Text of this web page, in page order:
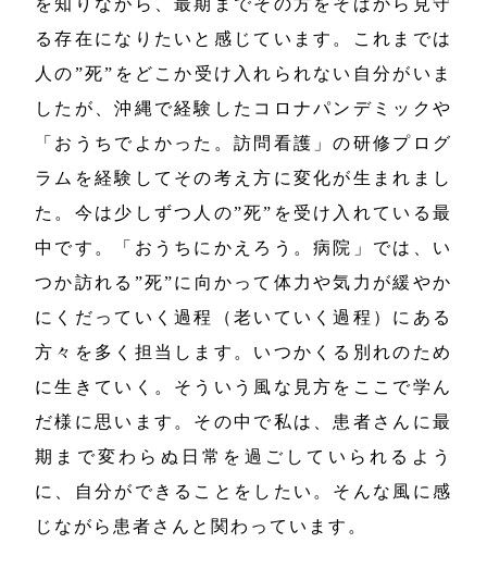
を知りながら、最期までその方をそばから見守
る存在になりたいと感じています。これまでは
人の”死”をどこか受け入れられない自分がいま
したが、沖縄で経験したコロナパンデミックや
「おうちでよかった。訪問看護」の研修プログ
ラムを経験してその考え方に変化が生まれまし
た。今は少しずつ人の”死”を受け入れている最
中です。「おうちにかえろう。病院」では、い
つか訪れる”死”に向かって体力や気力が緩やか
にくだっていく過程（老いていく過程）にある
方々を多く担当します。いつかくる別れのため
に生きていく。そういう風な見方をここで学ん
だ様に思います。その中で私は、患者さんに最
期まで変わらぬ日常を過ごしていられるよう
に、自分ができることをしたい。そんな風に感
じながら患者さんと関わっています。